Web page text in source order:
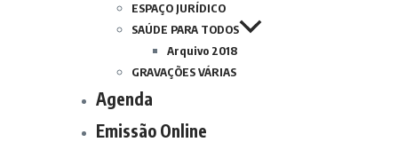
ESPAÇO JURÍDICO
SAÚDE PARA TODOS
Arquivo 2018
GRAVAÇÕES VÁRIAS
Agenda
Emissão Online